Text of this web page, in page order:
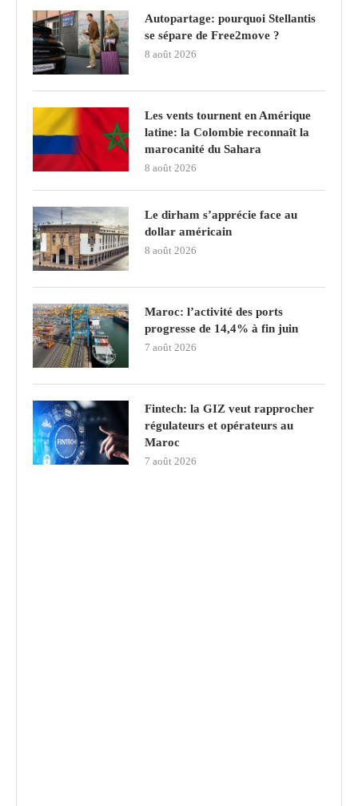
Autopartage: pourquoi Stellantis
se sépare de Free2move ?
8 août 2026
Les vents tournent en Amérique
latine: la Colombie reconnaît la
marocanité du Sahara
8 août 2026
Le dirham s’apprécie face au
dollar américain
8 août 2026
Maroc: l’activité des ports
progresse de 14,4% à fin juin
7 août 2026
Fintech: la GIZ veut rapprocher
régulateurs et opérateurs au
Maroc
7 août 2026